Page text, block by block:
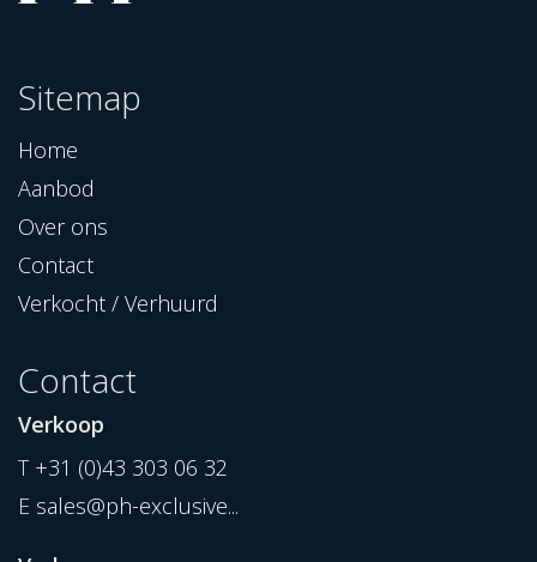
Sitemap
Home
Aanbod
Over ons
Contact
Verkocht / Verhuurd
Contact
Verkoop
T +31 (0)43 303 06 32
E sales@ph-exclusive...